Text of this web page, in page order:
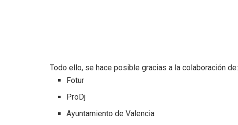
Todo ello, se hace posible gracias a la colaboración de:
Fotur
ProDj
Ayuntamiento de Valencia